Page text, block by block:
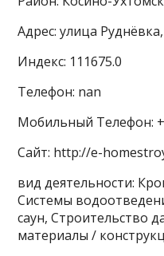
Адрес: улица
Индекс: 111675.0
Телефон: nan
Мобильный Телефон:
Сайт: http://e-
вид деятельности:
Системы
саун, Строительство
материалы /